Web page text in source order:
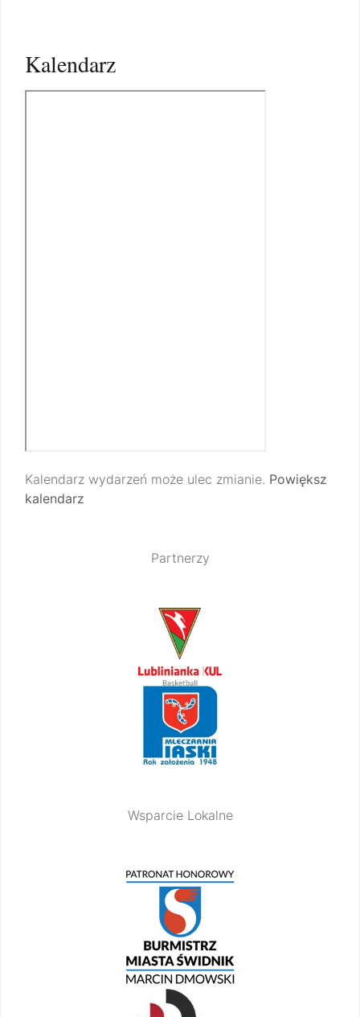
Kalendarz
Kalendarz wydarzeń może ulec zmianie. Powiększ
kalendarz
Partnerzy
Wsparcie Lokalne